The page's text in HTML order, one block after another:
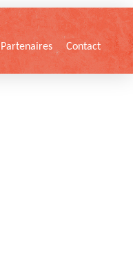
Partenaires Contact